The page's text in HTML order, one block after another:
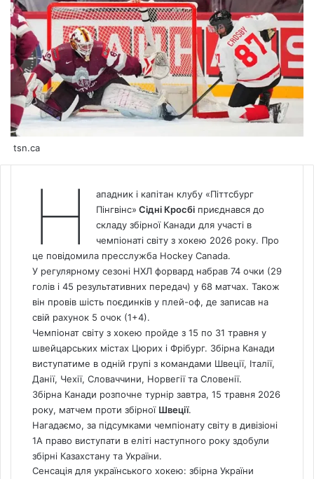
tsn.ca
Н
ападник і капітан клубу «Піттсбург
Пінгвінс» Сідні Кросбіприєднався до
складу збірної Канади для участі в
чемпіонаті світу з хокею 2026 року. Про
це повідомила пресслужба Hockey Canada.
У регулярному сезоні НХЛ форвард набрав 74 очки (29
голів і 45 результативних передач) у 68 матчах. Також
він провів шість поєдинків у плей-оф, де записав на
свій рахунок 5 очок (1+4).
Чемпіонат світу з хокею пройде з 15 по 31 травня у
швейцарських містах Цюрих і Фрібург. Збірна Канади
виступатиме в одній групі з командами Швеції, Італії,
Данії, Чехії, Словаччини, Норвегії та Словенії.
Збірна Канади розпочне турнір завтра, 15 травня 2026
року, матчем проти збірної Швеції.
Нагадаємо, за підсумками чемпіонату світу в дивізіоні
1А право виступати в еліті наступного року здобули
збірні Казахстану та України.
Сенсація для українського хокею: збірна України